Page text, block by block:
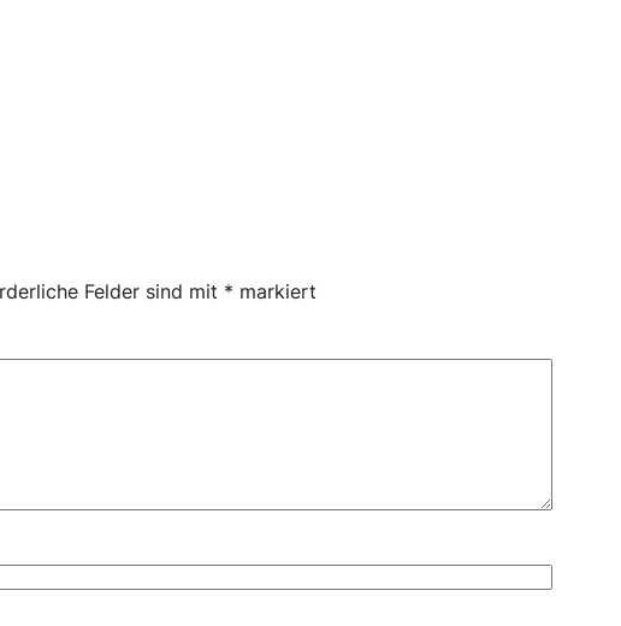
Felder sind mit * markiert